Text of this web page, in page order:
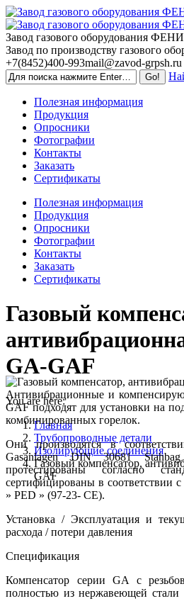
Skip
to
content
Завод газового оборудования
Завод по производству газового
+7(8452)400-993mail@zavod-grpsh.ru
Полезная информация
Продукция
Опросники
Фотографии
Контакты
Заказать
Сертификаты
Полезная информация
Продукция
Опросники
Фотографии
Контакты
Заказать
Сертификаты
Газовый
GA-GAF
You are here:
Главная
Трубопроводные детали
Изолирующие соединения
Газовый компенсатор,
GAF
Антивибрационные и
GAF подходят для установки на
комбинированных горелок.
Они производятся в
Gasanlagen DIN 30681
протестированы согласно
сертифицированы в соответствии
» PED » (97-23- CE).
Установка / Эксплуатация и
расхода / потери давления
Спецификация
Компенсатор серии GA с
полностью из нержавеющей стали